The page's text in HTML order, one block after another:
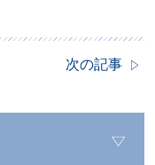
次の記事